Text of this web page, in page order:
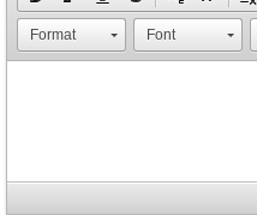
Format Font